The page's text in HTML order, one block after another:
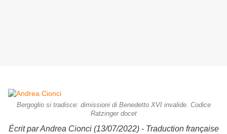
Bergoglio si tradisce: dimissioni di Benedetto XVI invalide. Codice
Ratzinger docet
Écrit par Andrea Cionci (13/07/2022) - Traduction française